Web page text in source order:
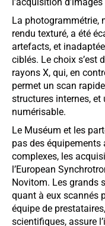
La photogrammétrie,
rendu texturé, a été
artefacts, et
ciblés. Le choix s’est
rayons X, qui, en
permet un scan
structures internes,
numérisable.
Le Muséum et les
pas des équipements
complexes, les
l’European
Novitom. Les grands
quant à eux scannés
équipe de
scientifiques, assure